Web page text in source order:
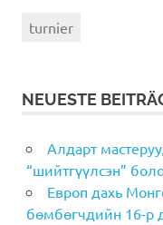
turnier
NEUESTE
Алдарт
“шийтгүүлсэн”
Европ дахь
бөмбөгчдийн 16-р